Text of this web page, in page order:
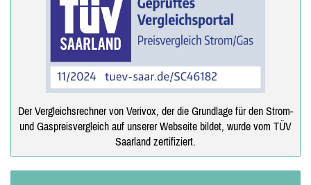
Der Vergleichsrechner von Verivox, der die Grundlage für den Strom-
und Gaspreisvergleich auf unserer Webseite bildet, wurde vom TÜV
Saarland zertifiziert.